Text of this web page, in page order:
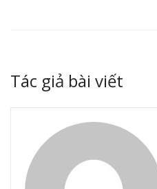
Tác giả bài viết